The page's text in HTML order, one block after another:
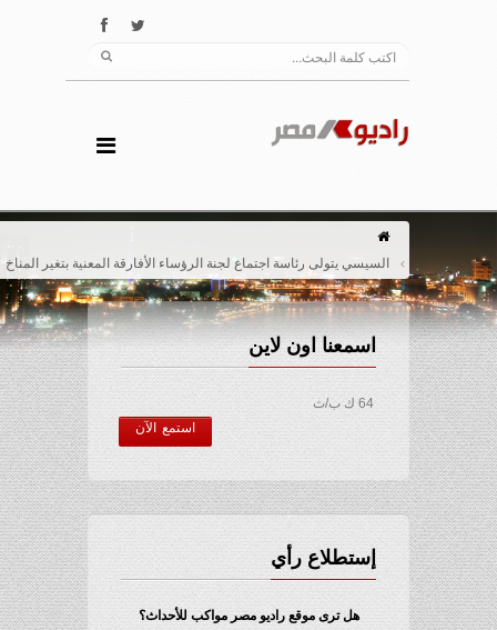
السيسي يتولى رئاسة اجتماع لجنة الرؤساء الأفارقة المعنية بتغير المناخ‏
اسمعنا اون لاين
64 ك ب/ث
استمع الآن
إستطلاع رأي
هل ترى موقع راديو مصر مواكب للأحداث؟